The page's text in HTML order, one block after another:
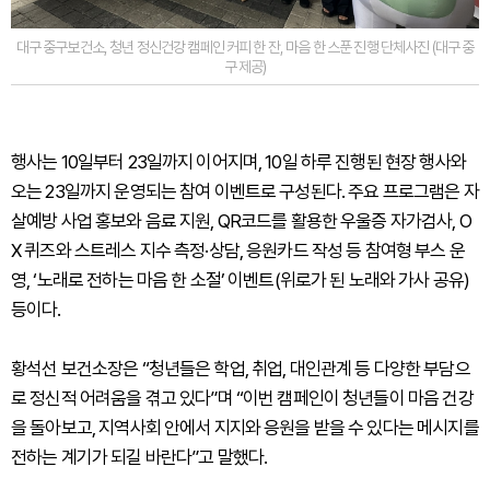
대구 중구보건소, 청년 정신건강 캠페인 커피 한 잔, 마음 한 스푼 진행 단체사진 (대구 중
구 제공)
행사는 10일부터 23일까지 이어지며, 10일 하루 진행된 현장 행사와
오는 23일까지 운영되는 참여 이벤트로 구성된다. 주요 프로그램은 자
살예방 사업 홍보와 음료 지원, QR코드를 활용한 우울증 자가검사, O
X 퀴즈와 스트레스 지수 측정·상담, 응원카드 작성 등 참여형 부스 운
영, ‘노래로 전하는 마음 한 소절’ 이벤트(위로가 된 노래와 가사 공유)
등이다.
황석선 보건소장은 “청년들은 학업, 취업, 대인관계 등 다양한 부담으
로 정신적 어려움을 겪고 있다”며 “이번 캠페인이 청년들이 마음 건강
을 돌아보고, 지역사회 안에서 지지와 응원을 받을 수 있다는 메시지를
전하는 계기가 되길 바란다”고 말했다.